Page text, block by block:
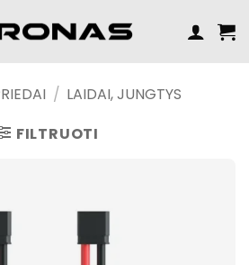
/ LAIDAI, JUNGTYS
FILTRUOTI